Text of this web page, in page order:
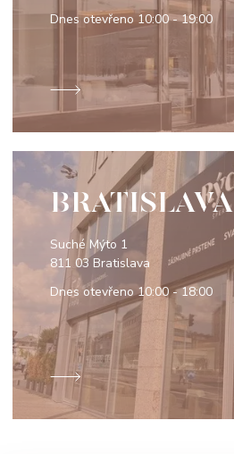
Dnes otevřeno 10:00 - 19:00
BRATISLAVA
Suché Mýto 1
811 03 Bratislava
Dnes otevřeno10:00 - 18:00